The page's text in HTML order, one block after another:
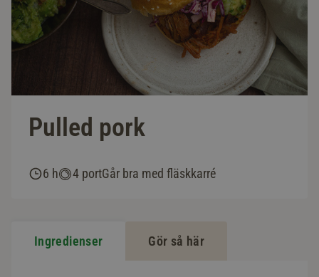
Pulled pork
6 h 4 portGår bra med fläskkarré
Ingredienser Gör så här